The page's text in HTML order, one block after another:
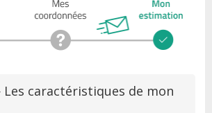
caractéristiques de mon